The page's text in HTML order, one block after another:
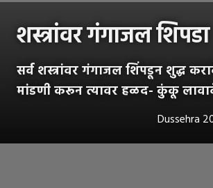
शस्त्रांवर गंगाजल शिपडा
सर्व शस्त्रांवर गंगाजल शिंपडून शुद्ध
मांडणी करून त्यावर हळद- कुंकू
Dussehra